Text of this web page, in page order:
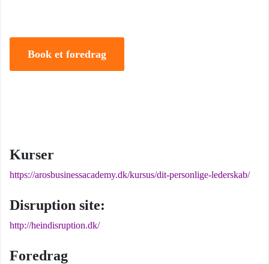
Book et foredrag
Kurser
https://arosbusinessacademy.dk/kursus/dit-personlige-lederskab/
Disruption site:
http://heindisruption.dk/
Foredrag